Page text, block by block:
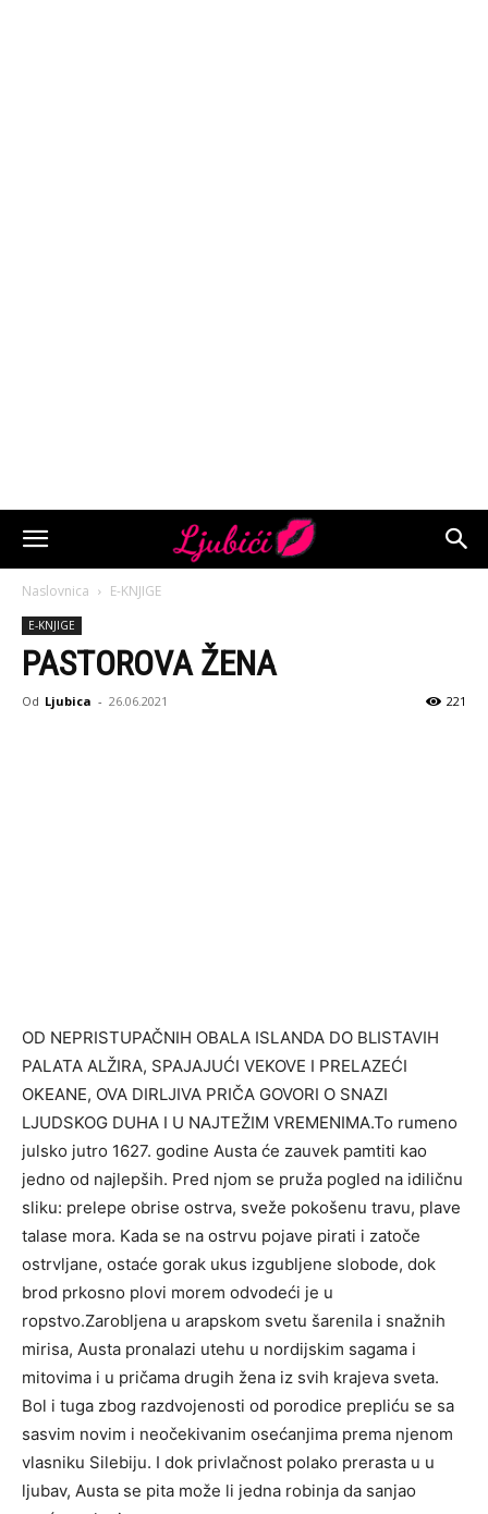
Naslovnica E-KNJIGE
E-KNJIGE
PASTOROVA ŽENA
Od Ljubica - 26.06.2021 221
OD NEPRISTUPAČNIH OBALA ISLANDA DO BLISTAVIH
PALATA ALŽIRA, SPAJAJUĆI VEKOVE I PRELAZEĆI
OKEANE, OVA DIRLJIVA PRIČA GOVORI O SNAZI
LJUDSKOG DUHA I U NAJTEŽIM VREMENIMA.To rumeno
julsko jutro 1627. godine Austa će zauvek pamtiti kao
jedno od najlepših. Pred njom se pruža pogled na idiličnu
sliku: prelepe obrise ostrva, sveže pokošenu travu, plave
talase mora. Kada se na ostrvu pojave pirati i zatoče
ostrvljane, ostaće gorak ukus izgubljene slobode, dok
brod prkosno plovi morem odvodeći je u
ropstvo.Zarobljena u arapskom svetu šarenila i snažnih
mirisa, Austa pronalazi utehu u nordijskim sagama i
mitovima i u pričama drugih žena iz svih krajeva sveta.
Bol i tuga zbog razdvojenosti od porodice prepliću se sa
sasvim novim i neočekivanim osećanjima prema njenom
vlasniku Silebiju. I dok privlačnost polako prerasta u u
ljubav, Austa se pita može li jedna robinja da sanjao